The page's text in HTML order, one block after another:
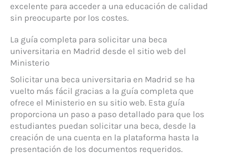
excelente para acceder a una educación de calidad
sin preocuparte por los costes.
La guía completa para solicitar una beca
universitaria en Madrid desde el sitio web del
Ministerio
Solicitar una beca universitaria en Madrid se ha
vuelto más fácil gracias a la guía completa que
ofrece el Ministerio en su sitio web. Esta guía
proporciona un paso a paso detallado para que los
estudiantes puedan solicitar una beca, desde la
creación de una cuenta en la plataforma hasta la
presentación de los documentos requeridos.